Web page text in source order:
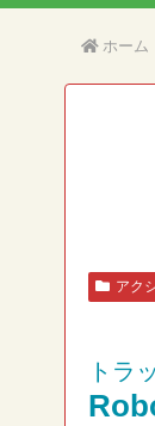
ホーム
アク
トラ